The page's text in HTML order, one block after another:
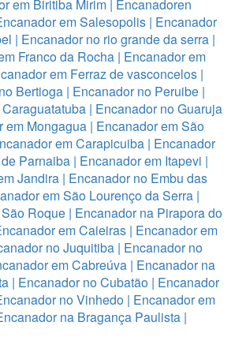
em Biritiba Mirim| Encanadoren
em Salesopolis | Encanador
| Encanador no rio grande da serra |
Franco da Rocha | Encanador em
em Ferraz de vasconcelos|
Bertioga | Encanador no Peruibe |
| Encanador no Guaruja
em Mongagua| Encanador em São
em Carapicuiba| Encanador
Parnaiba | Encanador em Itapevi |
Jandira| Encanador no Embu das
em São Lourenço da Serra |
Roque | Encanador na Pirapora do
em Caieiras| Encanador em
no Juquitiba| Encanador no
em Cabreúva| Encanador na
| Encanador no Cubatão| Encanador
no Vinhedo | Encanador em
na Bragança Paulista |